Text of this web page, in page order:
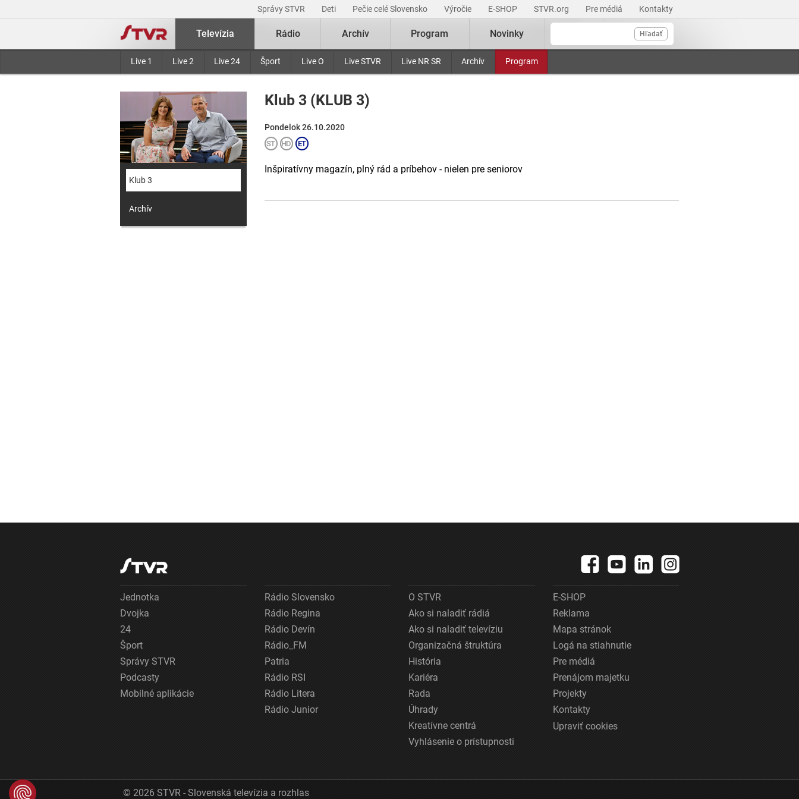
Správy STVR Deti Pečie celé Slovensko Výročie E-SHOP STVR.org Pre médiá Kontakty
Hľadať
Televízia
Live 1 Live 2 Live 24 Šport Live O Live STVR Live NR SR Archív Program
Rádio Archív Program Novinky
Klub 3
Archív
Klub 3 (KLUB 3)
Pondelok 26.10.2020
Inšpiratívny magazín, plný rád a príbehov - nielen pre seniorov
Jednotka
Dvojka
24
Šport
Správy STVR
Podcasty
Mobilné aplikácie
Rádio Slovensko
Rádio Regina
Rádio Devín
Rádio_FM
Patria
Rádio RSI
Rádio Litera
Rádio Junior
O STVR
Ako si naladiť rádiá
Ako si naladiť televíziu
Organizačná štruktúra
História
Kariéra
Rada
Úhrady
Kreatívne centrá
Vyhlásenie o prístupnosti
E-SHOP
Reklama
Mapa stránok
Logá na stiahnutie
Pre médiá
Prenájom majetku
Projekty
Kontakty
Upraviť cookies
© 2026 STVR - Slovenská televízia a rozhlas